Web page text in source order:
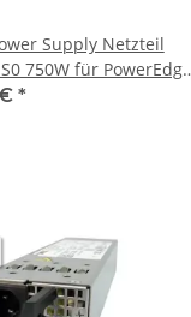
Supply Netzteil
750W für PowerEdge
0F613N
*